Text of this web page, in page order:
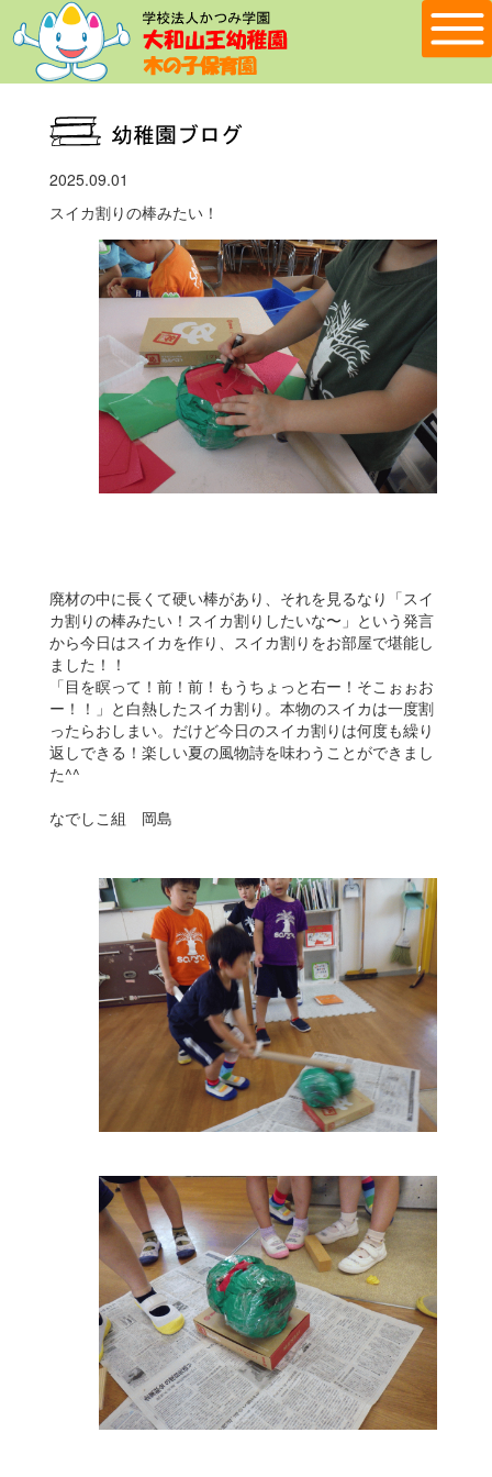
2025.09.01
スイカ割りの棒みたい！
廃材の中に長くて硬い棒があり、それを見るなり「スイ
カ割りの棒みたい！スイカ割りしたいな〜」という発言
から今日はスイカを作り、スイカ割りをお部屋で堪能し
ました！！
「目を瞑って！前！前！もうちょっと右ー！そこぉぉお
ー！！」と白熱したスイカ割り。本物のスイカは一度割
ったらおしまい。だけど今日のスイカ割りは何度も繰り
返しできる！楽しい夏の風物詩を味わうことができまし
た^^
なでしこ組 岡島